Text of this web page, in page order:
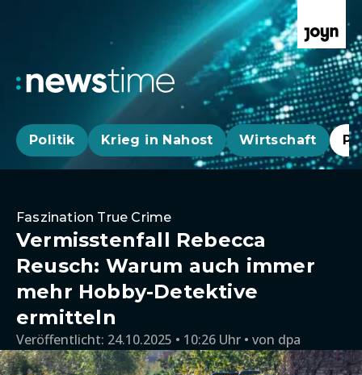
Politik Krieg in Nahost Wirtschaft
Faszination True Crime
Vermisstenfall Rebecca
Reusch: Warum auch immer
mehr Hobby-Detektive
ermitteln
Veröffentlicht: 24.10.2025 • 10:26 Uhr von dpa